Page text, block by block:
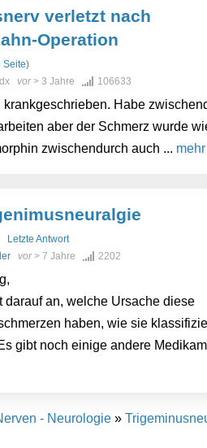
verletzt nach
Operation
Seite)
vor> 3 Jahre 106633
krankgeschrieben. Habe
aber der Schmerz wurde
zwischendurch auch ... mehr
Letzte Antwort
vor> 7 Jahre 2202
darauf an, welche Ursache diese
haben, wie sie
gibt noch einige andere
- Neurologie »